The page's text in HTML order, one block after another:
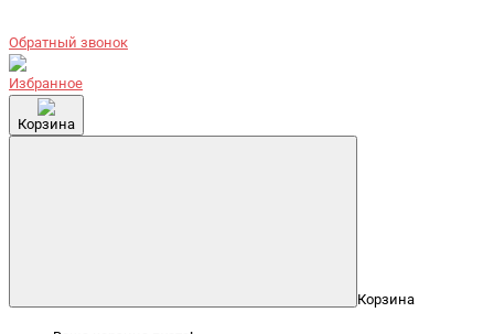
Обратный звонок
Избранное
Корзина
Корзина